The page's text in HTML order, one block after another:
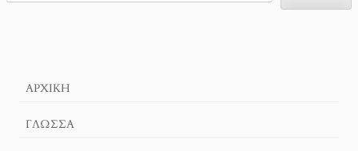
ΑΡΧΙΚΉ
ΓΛΏΣΣΑ